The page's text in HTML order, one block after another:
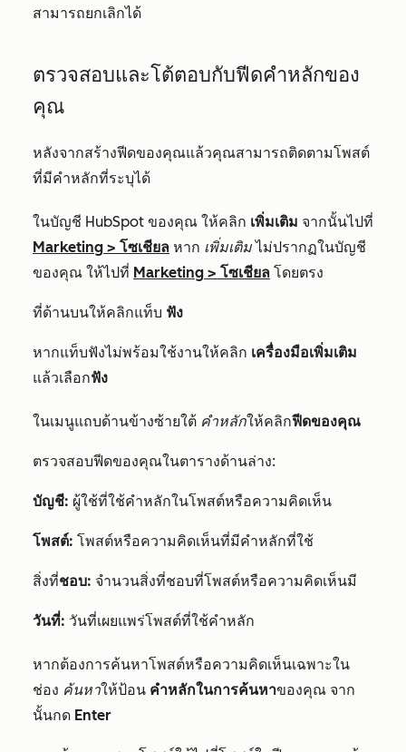
สามารถยกเลิกได้
ตรวจสอบและโต้ตอบกับฟีดคำหลักของ
คุณ
หลังจากสร้างฟีดของคุณแล้วคุณสามารถติดตามโพสต์
ที่มีคำหลักที่ระบุได้
ในบัญชี HubSpot ของคุณ ให้คลิก เพิ่มเติม จากนั้นไปที่
Marketing > โซเชียล หาก เพิ่มเติมไม่ปรากฏในบัญชี
ของคุณ ให้ไปที่ Marketing > โซเชียล โดยตรง
ที่ด้านบนให้คลิกแท็บ ฟัง
หากแท็บฟังไม่พร้อมใช้งานให้คลิก เครื่องมือเพิ่มเติม
แล้วเลือกฟัง
ในเมนูแถบด้านข้างซ้ายใต้ คำหลักให้คลิกฟีดของคุณ
ตรวจสอบฟีดของคุณในตารางด้านล่าง:
บัญชี: ผู้ใช้ที่ใช้คำหลักในโพสต์หรือความคิดเห็น
โพสต์: โพสต์หรือความคิดเห็นที่มีคำหลักที่ใช้
สิ่งที่ชอบ: จำนวนสิ่งที่ชอบที่โพสต์หรือความคิดเห็นมี
วันที่: วันที่เผยแพร่โพสต์ที่ใช้คำหลัก
หากต้องการค้นหาโพสต์หรือความคิดเห็นเฉพาะใน
ช่อง ค้นหาให้ป้อน คำหลักในการค้นหาของคุณ จาก
นั้นกด Enter